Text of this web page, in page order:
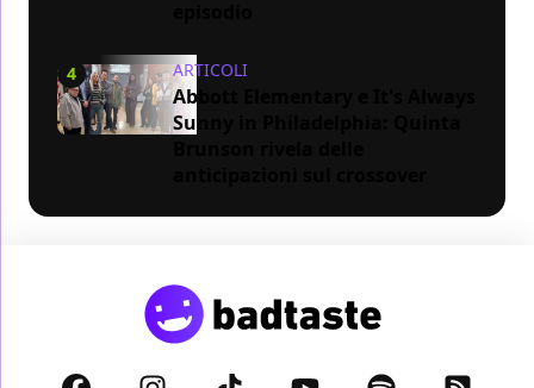
4 ARTICOLI
Abbott Elementary e It's Always
Sunny in Philadelphia: Quinta